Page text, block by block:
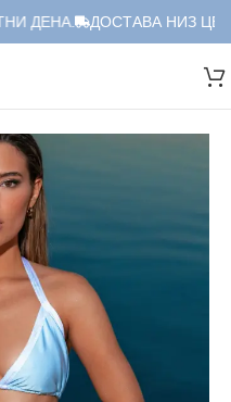
ДЕНА. ДОСТАВА НИЗ